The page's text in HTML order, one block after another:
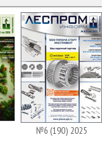
№6 (190) 2025